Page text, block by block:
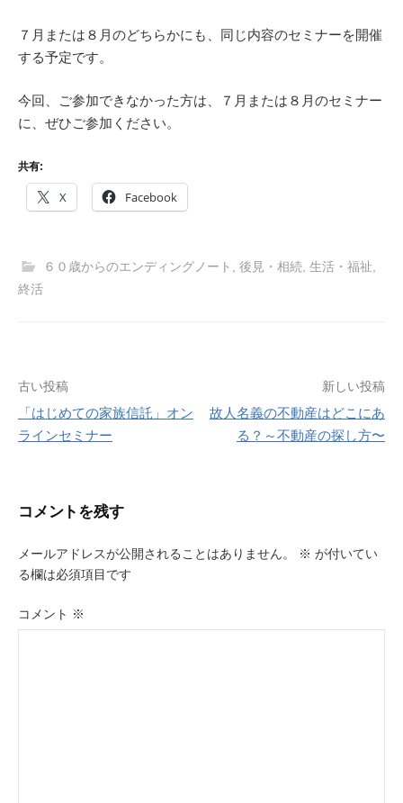
７月または８月のどちらかにも、同じ内容のセミナーを開催
する予定です。
今回、ご参加できなかった方は、７月または８月のセミナー
に、ぜひご参加ください。
共有:
X Facebook
６０歳からのエンディングノート , 後見・相続, 生活・福祉,
終活
投
稿
ゲ
ー
シ
ョ
古い投稿
「はじめての家族信託」オン
ラインセミナー
新しい投稿
故人名義の不動産はどこにあ
る？～不動産の探し方〜
コメントを残す
メールアドレスが公開されることはありません。 ※ が付いてい
る欄は必須項目です
コメント ※